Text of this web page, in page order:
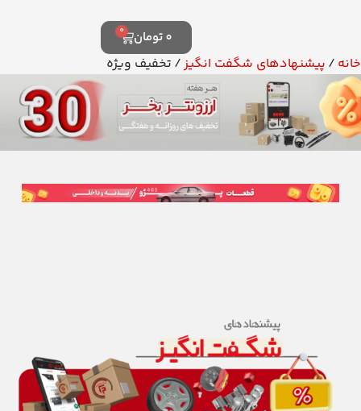
0تومان 0
خانه / پیشنهادهای شگفت انگیز/ تخفیف ویژه